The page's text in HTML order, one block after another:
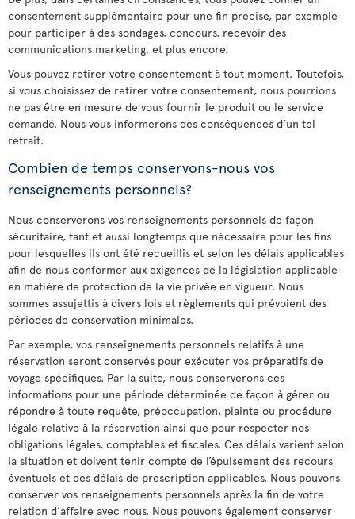
consentement supplémentaire pour une fin précise, par exemple
pour participer à des sondages, concours, recevoir des
communications marketing, et plus encore.
Vous pouvez retirer votre consentement à tout moment. Toutefois,
si vous choisissez de retirer votre consentement, nous pourrions
ne pas être en mesure de vous fournir le produit ou le service
demandé. Nous vous informerons des conséquences d’un tel
retrait.
Combien de temps conservons-nous vos
renseignements personnels?
Nous conserverons vos renseignements personnels de façon
sécuritaire, tant et aussi longtemps que nécessaire pour les fins
pour lesquelles ils ont été recueillis et selon les délais applicables
afin de nous conformer aux exigences de la législation applicable
en matière de protection de la vie privée en vigueur. Nous
sommes assujettis à divers lois et règlements qui prévoient des
périodes de conservation minimales.
Par exemple, vos renseignements personnels relatifs à une
réservation seront conservés pour exécuter vos préparatifs de
voyage spécifiques. Par la suite, nous conserverons ces
informations pour une période déterminée de façon à gérer ou
répondre à toute requête, préoccupation, plainte ou procédure
légale relative à la réservation ainsi que pour respecter nos
obligations légales, comptables et fiscales. Ces délais varient selon
la situation et doivent tenir compte de l’épuisement des recours
éventuels et des délais de prescription applicables. Nous pouvons
conserver vos renseignements personnels après la fin de votre
relation d’affaire avec nous. Nous pouvons également conserver